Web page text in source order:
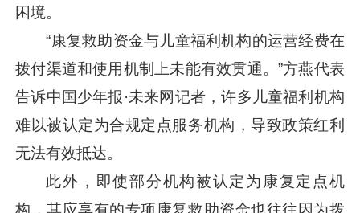
困境。
“康复救助资金与儿童福利机构的运营经费在
拨付渠道和使用机制上未能有效贯通。”方燕代表
告诉中国少年报·未来网记者，许多儿童福利机构
难以被认定为合规定点服务机构，导致政策红利
无法有效抵达。
此外，即使部分机构被认定为康复定点机